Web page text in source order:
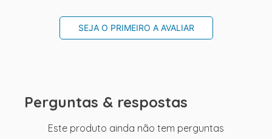
SEJA O PRIMEIRO A AVALIAR
Perguntas & respostas
Este produto ainda não tem perguntas